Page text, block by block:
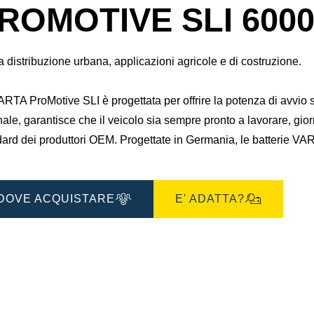
dialogo
SLI
distribuzione urbana, applicazioni agricole e di costruzione.
ProMotive SLI è progettata per offrire la potenza di
garantisce che il veicolo sia sempre pronto a lavorare,
dei produttori OEM. Progettate in Germania, le batterie
ACQUISTARE E' ADATTA?